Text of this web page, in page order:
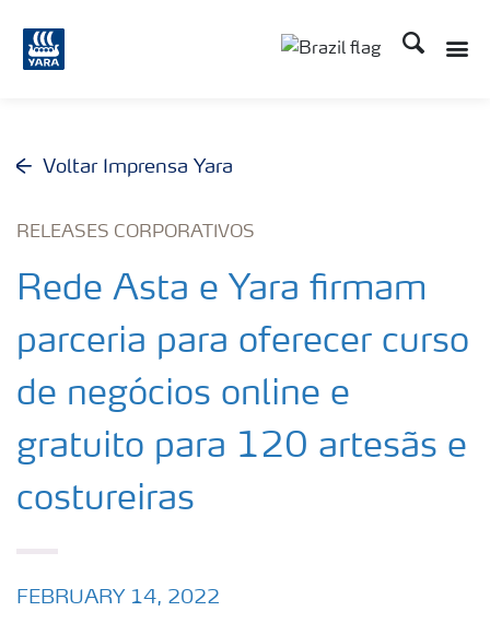
Busca
Voltar Imprensa Yara
RELEASES CORPORATIVOS
Rede Asta e Yara firmam
parceria para oferecer curso
de negócios online e
gratuito para 120 artesãs e
costureiras
FEBRUARY 14, 2022